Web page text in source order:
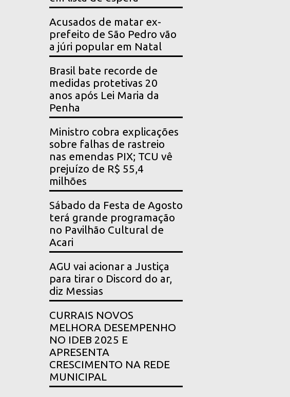
Acusados de matar ex-
prefeito de São Pedro vão
a júri popular em Natal
Brasil bate recorde de
medidas protetivas 20
anos após Lei Maria da
Penha
Ministro cobra explicações
sobre falhas de rastreio
nas emendas PIX; TCU vê
prejuízo de R$ 55,4
milhões
Sábado da Festa de Agosto
terá grande programação
no Pavilhão Cultural de
Acari
AGU vai acionar a Justiça
para tirar o Discord do ar,
diz Messias
CURRAIS NOVOS
MELHORA DESEMPENHO
NO IDEB 2025 E
APRESENTA
CRESCIMENTO NA REDE
MUNICIPAL